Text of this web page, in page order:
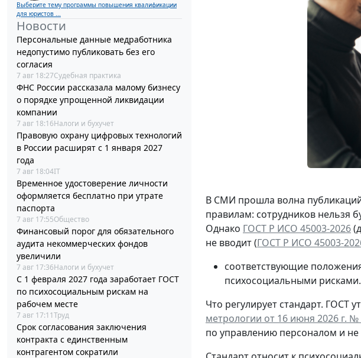
Выберите тему программы повышения квалификации
для юристов ...
Новости
Персональные данные медработника
недопустимо публиковать без его
согласия
7 авг 18:27Судебная практика
ФНС России рассказала малому бизнесу
о порядке упрощенной ликвидации
компании
7 авг 18:16Налоги и бухучет
Правовую охрану цифровых технологий
в России расширят с 1 января 2027
года
7 авг 18:04IT
Временное удостоверение личности
оформляется бесплатно при утрате
паспорта
7 авг 17:55Общество
Финансовый порог для обязательного
аудита некоммерческих фондов
увеличили
7 авг 17:36Налоги и бухучет
С 1 февраля 2027 года заработает ГОСТ
по психосоциальным рискам на
рабочем месте
7 авг 17:11Труд
Срок согласования заключения
контракта с единственным
контрагентом сократили
В СМИ прошла волна
правилам: сотрудников нельзя
Однако ГОСТ Р ИСО 45003-2026
не вводит (ГОСТ Р ИСО 45003-
соответствующие
психосоциальными рисками.
Что регулирует стандарт. ГОСТ
метрологии от 16 июня 2026 г. №
по управлению персоналом и не